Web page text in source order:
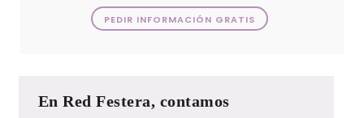
PEDIR INFORMACIÓN GRATIS
En Red Festera, contamos